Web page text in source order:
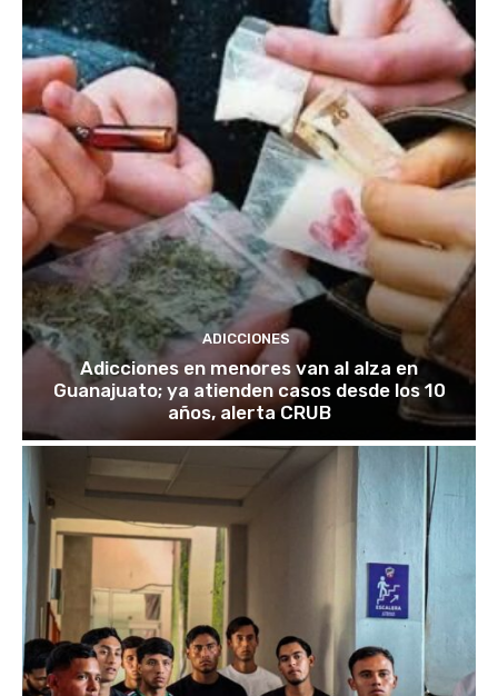
ADICCIONES
Adicciones en menores van al alza en
Guanajuato; ya atienden casos desde los 10
años, alerta CRUB